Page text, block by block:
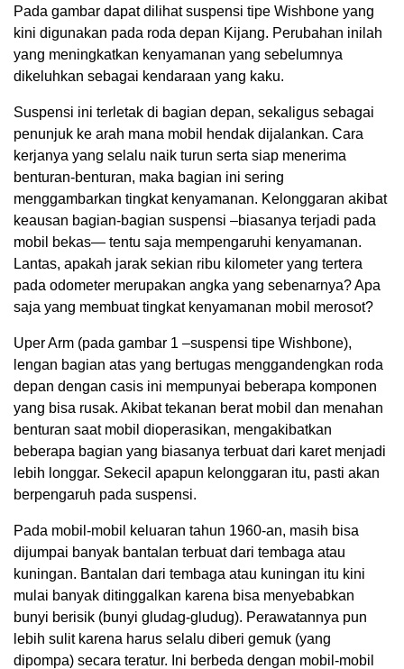
Pada gambar dapat dilihat suspensi tipe Wishbone yang
kini digunakan pada roda depan Kijang. Perubahan inilah
yang meningkatkan kenyamanan yang sebelumnya
dikeluhkan sebagai kendaraan yang kaku.
Suspensi ini terletak di bagian depan, sekaligus sebagai
penunjuk ke arah mana mobil hendak dijalankan. Cara
kerjanya yang selalu naik turun serta siap menerima
benturan-benturan, maka bagian ini sering
menggambarkan tingkat kenyamanan. Kelonggaran akibat
keausan bagian-bagian suspensi –biasanya terjadi pada
mobil bekas— tentu saja mempengaruhi kenyamanan.
Lantas, apakah jarak sekian ribu kilometer yang tertera
pada odometer merupakan angka yang sebenarnya? Apa
saja yang membuat tingkat kenyamanan mobil merosot?
Uper Arm (pada gambar 1 –suspensi tipe Wishbone),
lengan bagian atas yang bertugas menggandengkan roda
depan dengan casis ini mempunyai beberapa komponen
yang bisa rusak. Akibat tekanan berat mobil dan menahan
benturan saat mobil dioperasikan, mengakibatkan
beberapa bagian yang biasanya terbuat dari karet menjadi
lebih longgar. Sekecil apapun kelonggaran itu, pasti akan
berpengaruh pada suspensi.
Pada mobil-mobil keluaran tahun 1960-an, masih bisa
dijumpai banyak bantalan terbuat dari tembaga atau
kuningan. Bantalan dari tembaga atau kuningan itu kini
mulai banyak ditinggalkan karena bisa menyebabkan
bunyi berisik (bunyi gludag-gludug). Perawatannya pun
lebih sulit karena harus selalu diberi gemuk (yang
dipompa) secara teratur. Ini berbeda dengan mobil-mobil